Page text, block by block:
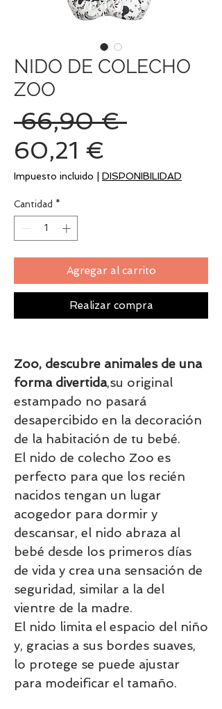
NIDO DE COLECHO
ZOO
66,90 € Precio
60,21 €
de
Impuesto incluido DISPONIBILIDAD
Cantidad *
Agregar al carrito
Realizar compra
Zoo, descubre animales de una
forma divertida,su original
estampado no pasará
desapercibido en la decoración
de la habitación de tu bebé.
El nido de colecho Zoo es
perfecto para que los recién
nacidos tengan un lugar
acogedor para dormir y
descansar, el nido abraza al
bebé desde los primeros días
de vida y crea una sensación de
seguridad, similar a la del
vientre de la madre.
El nido limita el espacio del niño
y, gracias a sus bordes suaves,
lo protege se puede ajustar
para modeificar el tamaño.